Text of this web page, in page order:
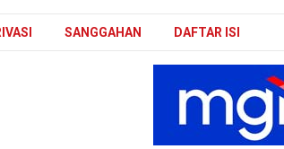
SANGGAHAN DAFTAR ISI